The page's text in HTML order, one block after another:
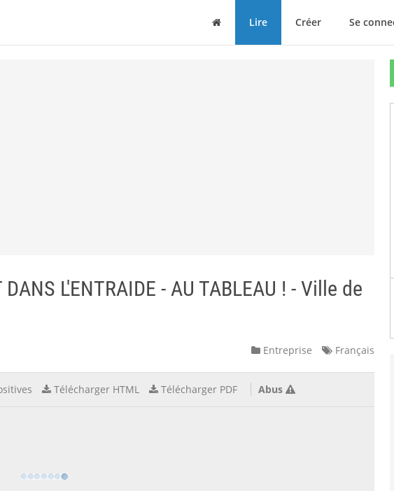
MaisonLire Créer Se
L'ENTRAIDE - AU TABLEAU ! - Ville de
Entreprise Français
Télécharger HTML Télécharger PDF Abus